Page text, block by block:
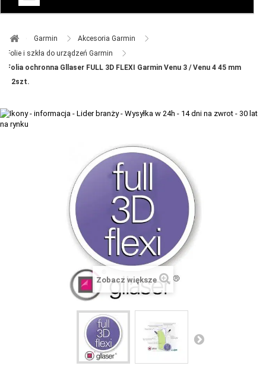
ZEGARKI DO BIEGANIA
ZEGARKI DLA DZIECI GARMIN
ELITE
VOSTOK EUROPE ZEGARKI
VICTORINOX ZEGARKI
WENGER ZEGARKI
OBAKU DENMARK ZEGARKI
Garmin ​
Akcesoria Garmin ​
Folie i szkła do urządzeń Garmin ​
Folia ochronna Gllaser FULL 3D FLEXI Garmin Venu 3 / Venu 4 45 mm
- 2szt.
Zobacz większe